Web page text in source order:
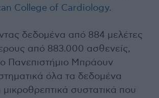
College of Cardiology.
δεδομένα από 884 μελέτες
από 883.000 ασθενείς,
Πανεπιστήμιο Μπράουν
όλα τα δεδομένα
μικροθρεπτικά συστατικά που